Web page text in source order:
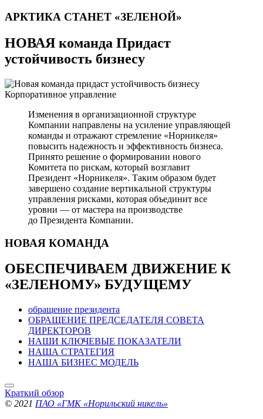
АРКТИКА СТАНЕТ «ЗЕЛЕНОЙ»
НОВАЯ команда Придаст
устойчивость бизнесу
Корпоративное управление
Изменения в организационной структуре
Компании направлены на усиление управляющей
команды и отражают стремление «Норникеля»
повысить надежность и эффективность бизнеса.
Принято решение о формировании нового
Комитета по рискам, который возглавит
Президент «Норникеля». Таким образом будет
завершено создание вертикальной структуры
управления рисками, которая объединит все
уровни — от мастера на производстве
до Президента Компании.
НОВАЯ КОМАНДА
ОБЕСПЕЧИВАЕМ ДВИЖЕНИЕ К
«ЗЕЛЕНОМУ» БУДУЩЕМУ
обращение президента
ОБРАЩЕНИЕ ПРЕДСЕДАТЕЛЯ СОВЕТА
ДИРЕКТОРОВ
НАШИ КЛЮЧЕВЫЕ ПОКАЗАТЕЛИ
НАША СТРАТЕГИЯ
НАША БИЗНЕС МОДЕЛЬ
Краткий обзор
© 2021 ПАО «ГМК «Норильский никель»